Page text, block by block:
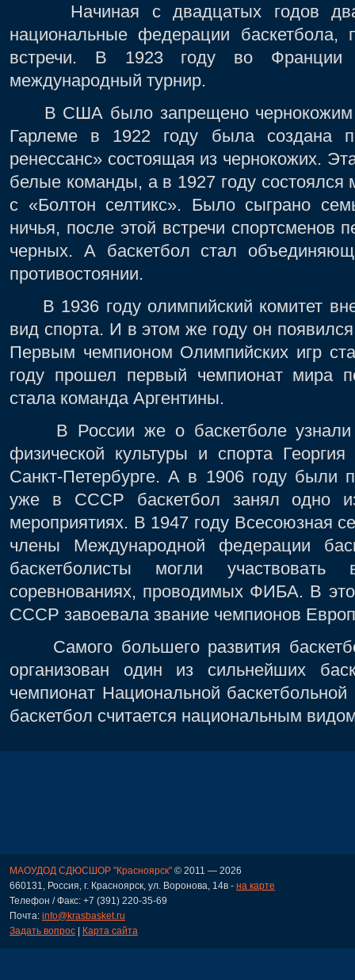
Начиная с двадцатых годов
национальные федерации баскетбола,
встречи. В 1923 году во Франции
международный турнир.
В США было запрещено чернокожим
Гарлеме в 1922 году была создана
ренессанс» состоящая из чернокожих.
белые команды, а в 1927 году состоялся
с «Болтон селтикс». Было сыграно
ничья, после этой встречи спортсменов
черных. А баскетбол стал
противостоянии.
В 1936 году олимпийский комитет
вид спорта. И в этом же году он
Первым чемпионом Олимпийских игр
году прошел первый чемпионат мира
стала команда Аргентины.
В России же о баскетболе узнали
физической культуры и спорта
Санкт-Петербурге. А в 1906 году были
уже в СССР баскетбол занял одно
мероприятиях. В 1947 году Всесоюзная
члены Международной федерации
баскетболисты могли
соревнованиях, проводимых ФИБА. В
СССР завоевала звание чемпионов
Самого большего развития
организован один из сильнейших
чемпионат Национальной
баскетбол считается национальным
МАОУДОД СДЮСШОР "Красноярск" © 2011 — 2026
660131, Россия, г. Красноярск, ул. Воронова, 14в - на карте
Телефон / Факс: +7 (391) 220-35-69
Почта: info@krasbasket.ru
Задать вопрос | Карта сайта